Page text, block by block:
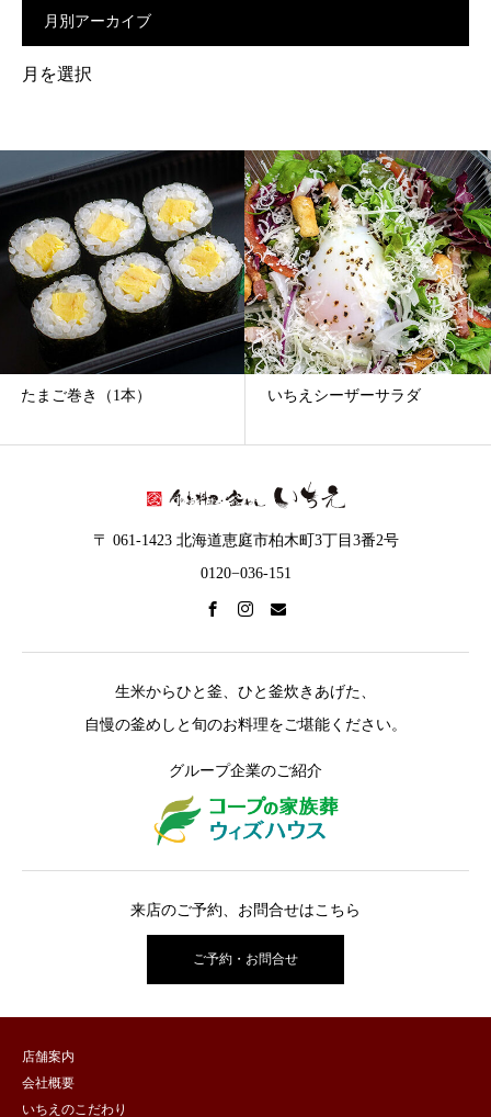
月別アーカイブ
月
カ
イ
ブ
き（1本） いちえシーザーサラダ
〒 061-1423 北海道恵庭市柏木町3丁目3番2号
0120−036-151
生米からひと釜、ひと釜炊きあげた、
自慢の釜めしと旬のお料理をご堪能ください。
グループ企業のご紹介
来店のご予約、お問合せはこちら
ご予約・お問合せ
店舗案内
会社概要
いちえのこだわり